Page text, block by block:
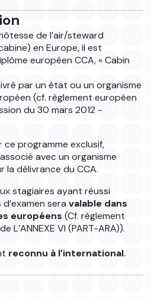
de l’air/steward
en Europe, il est
européen CCA, « Cabin
par un état ou un organisme
(cf. règlement européen
du 30 mars 2012 -
programme exclusif,
avec un organisme
la délivrance du CCA.
stagiaires ayant réussi
seravalable dans
européens (Cf. règlement
L’ANNEXE VI (PART-ARA)).
reconnu à l’international.